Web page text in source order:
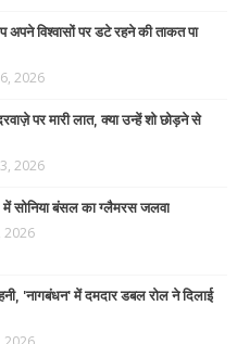
विश्वासों पर डटे रहने की ताकत पा
2026
पर मारी लात, क्या उन्हें शो छोड़ने से
2026
सोनिया बंसल का ग्लैमरस जलवा
2026
'नागबंधन' में दमदार डबल रोल ने दिलाई